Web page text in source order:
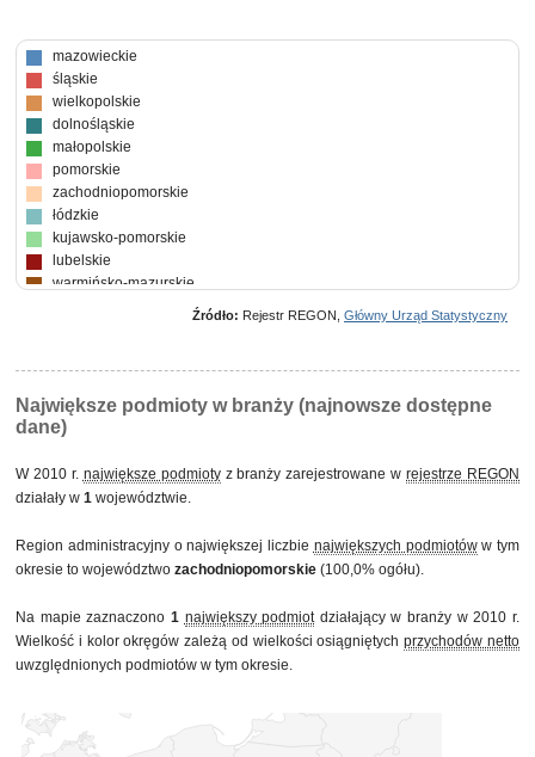
mazowieckie
śląskie
wielkopolskie
dolnośląskie
małopolskie
pomorskie
zachodniopomorskie
łódzkie
kujawsko-pomorskie
lubelskie
warmińsko-mazurskie
opolskie
świętokrzyskie
Źródło: Rejestr REGON, Główny Urząd Statystyczny
Największe podmioty w branży (najnowsze dostępne
dane)
W 2010 r. największe podmiotyz branży zarejestrowane wrejestrze REGON
działały w 1 województwie.
Region administracyjny o największej liczbie największych podmiotóww tym
okresie to województwo zachodniopomorskie (100,0% ogółu).
Na mapie zaznaczono 1 największy podmiotdziałający w branży w 2010 r.
Wielkość i kolor okręgów zależą od wielkości osiągniętychprzychodów netto
uwzględnionych podmiotów w tym okresie.